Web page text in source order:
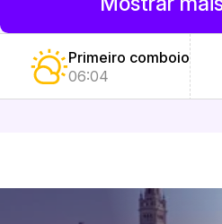
Primeiro comboio
06:04